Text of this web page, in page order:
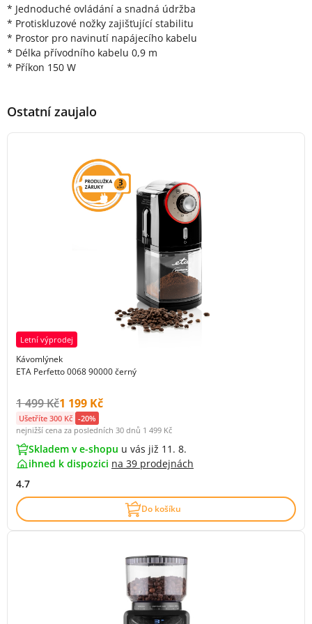
* Jednoduché ovládání a snadná údržba
* Protiskluzové nožky zajišťující stabilitu
* Prostor pro navinutí napájecího kabelu
* Délka přívodního kabelu 0,9 m
* Příkon 150 W
Ostatní zaujalo
Letní výprodej
Kávomlýnek
ETA Perfetto 0068 90000 černý
Původní cena s DPH:
1 499 KčCena s DPH:
1 199 Kč
Ušetříte 300 Kč -20%
nejnižší cena za posledních 30 dnů 1 499 Kč
Skladem v e-shopu u vás již 11. 8.
ihned k dispozici na 39 prodejnách
4.7
Do košíku